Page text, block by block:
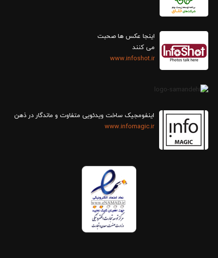
اینجا عکس ها صحبت
می کنند
www.infoshot.ir
اینفومجیک ساخت ویدئویی متفاوت و ماندگار در ذهن
www.infomagic.ir